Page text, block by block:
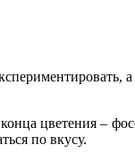
цветения –
по вкусу.